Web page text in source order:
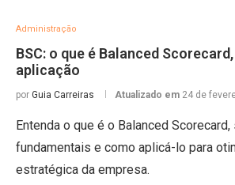
Administração
BSC: o que é Balanced
aplicação
por Guia Carreiras Atualizado em 24 de
Entenda o que é o Balanced
fundamentais e como aplicá-lo para
estratégica da empresa.